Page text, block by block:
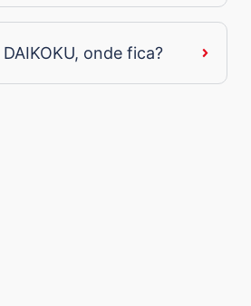
onde fica?